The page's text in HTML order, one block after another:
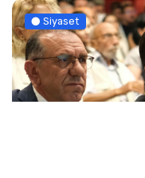
Siyaset